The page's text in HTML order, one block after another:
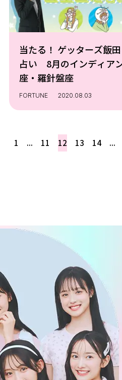
当たる！ ゲッターズ飯田
占い 8月のインディア
座・羅針盤座
FORTUNE 2020.08.03
1 ... 11 12 13 14 ...